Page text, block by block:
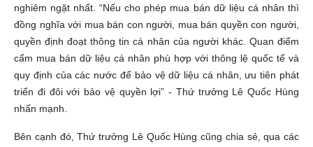
nghiêm ngặt nhất. “Nếu cho phép mua bán dữ liệu cá nhân thì
đồng nghĩa với mua bán con người, mua bán quyền con người,
quyền định đoạt thông tin cá nhân của người khác. Quan điểm
cấm mua bán dữ liệu cá nhân phù hợp với thông lệ quốc tế và
quy định của các nước để bảo vệ dữ liệu cá nhân, ưu tiên phát
triển đi đôi với bảo vệ quyền lợi” - Thứ trưởng Lê Quốc Hùng
nhấn mạnh.
Bên cạnh đó, Thứ trưởng Lê Quốc Hùng cũng chia sẻ, qua các